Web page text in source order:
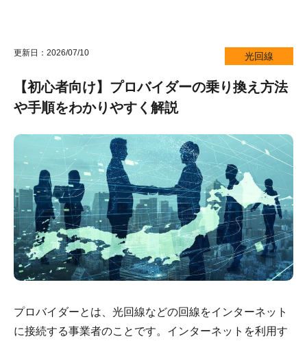
更新日：2026/07/10 光回線
【初心者向け】プロバイダーの乗り換え方法
や手順をわかりやすく解説
プロバイダーとは、光回線などの回線をインターネット
に接続する事業者のことです。インターネットを利用す